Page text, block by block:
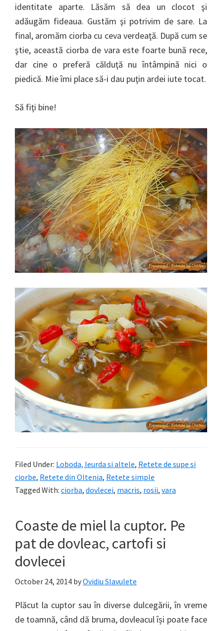
identitate aparte. Lăsăm să dea un clocot şi
adăugăm fideaua. Gustăm şi potrivim de sare. La
final, aromăm ciorba cu ceva verdeaţă. După cum se
ştie, această ciorba de vara este foarte bună rece,
dar cine o preferă călduţă nu întâmpină nici o
piedică. Mie îmi place să-i dau puţin ardei iute tocat.
Să fiţi bine!
Filed Under: Loboda, leurda si altele, Retete de supe si
ciorbe, Retete din Oltenia, Retete simple
Tagged With: ciorba, dovlecei, macris, rosii, vara
Coaste de miel la cuptor. Pe
pat de dovleac, cartofi si
dovlecei
October 24, 2014 byOvidiu Slavulete
Plăcut la cuptor sau în diverse dulcegării, în vreme
de toamnă, când dă bruma, dovleacul își poate face